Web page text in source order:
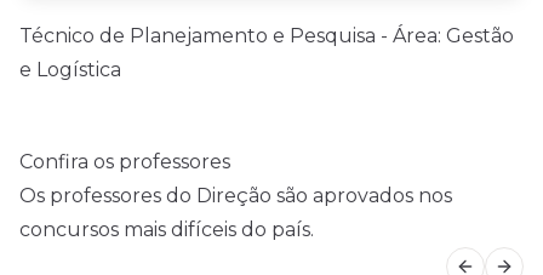
Técnico de Planejamento e Pesquisa - Área: Gestão
e Logística
Confira os professores
Os professores do Direção são aprovados nos
concursos mais difíceis do país.